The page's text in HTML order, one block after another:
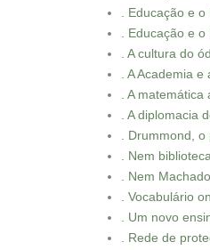
. Educação e
. Educação e
. A cultura do
. A Academia
. A
. A diplomacia
. Drummond,
. Nem
. Nem
. Vocabulário
. Um novo
. Rede de